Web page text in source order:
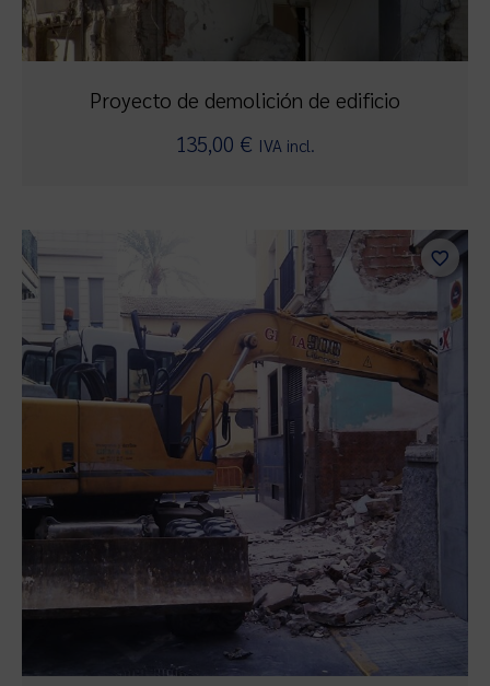
Proyecto de demolición de edificio
135,00 € IVA incl.